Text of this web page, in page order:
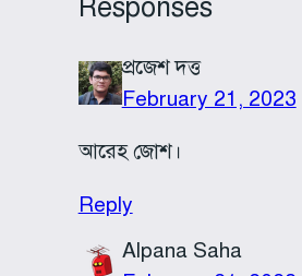
Responses
প্রজেশ দত্ত
February 21, 2023
আরেহ জোশ।
Reply
Alpana Saha